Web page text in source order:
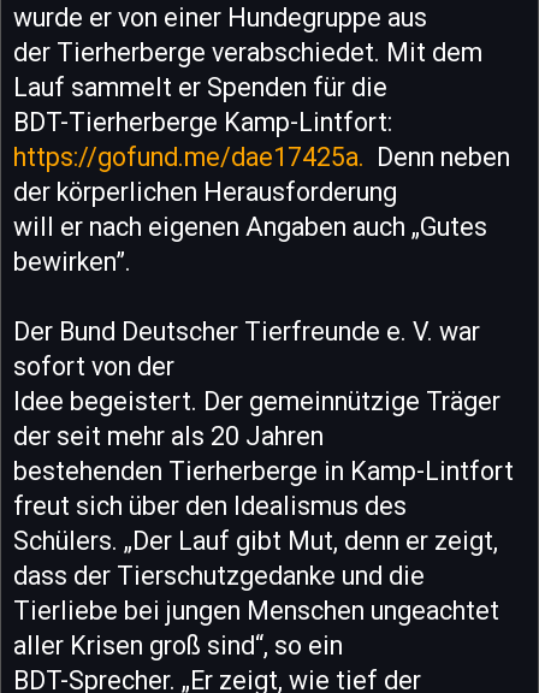
wurde er von einer Hundegruppe aus
der Tierherberge verabschiedet. Mit dem
Lauf sammelt er Spenden für die
BDT-Tierherberge Kamp-Lintfort:
https://gofund.me/dae17425a. Denn neben
der körperlichen Herausforderung
will er nach eigenen Angaben auch „Gutes
bewirken”.
Der Bund Deutscher Tierfreunde e. V. war
sofort von der
Idee begeistert. Der gemeinnützige Träger
der seit mehr als 20 Jahren
bestehenden Tierherberge in Kamp-Lintfort
freut sich über den Idealismus des
Schülers. „Der Lauf gibt Mut, denn er zeigt,
dass der Tierschutzgedanke und die
Tierliebe bei jungen Menschen ungeachtet
aller Krisen groß sind“, so ein
BDT-Sprecher. „Er zeigt, wie tief der